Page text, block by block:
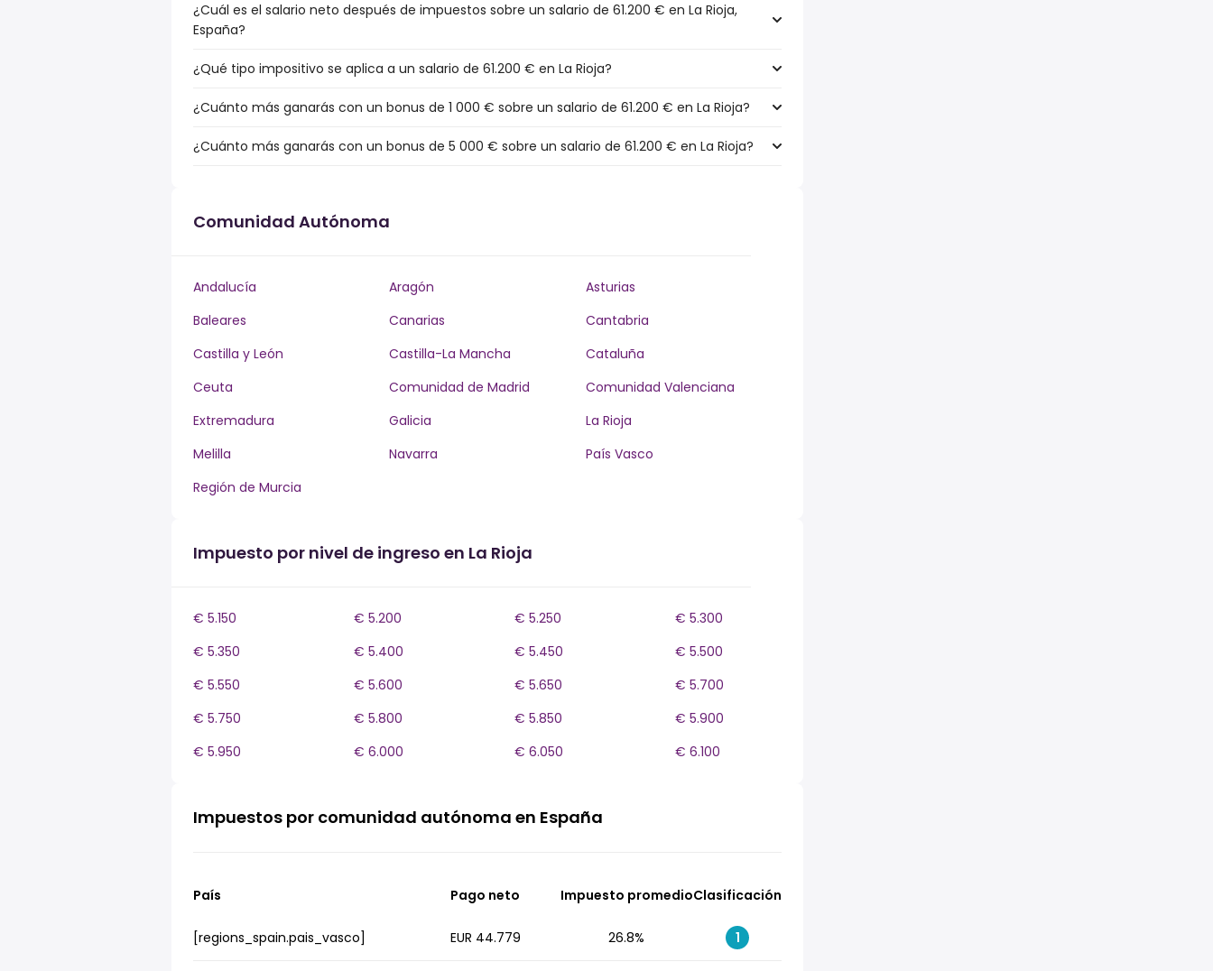
¿Cuál es el salario neto después de impuestos sobre un salario de 61.200 € en La Rioja,
España?
¿Qué tipo impositivo se aplica a un salario de 61.200 € en La Rioja?
¿Cuánto más ganarás con un bonus de 1 000 € sobre un salario de 61.200 € en La Rioja?
¿Cuánto más ganarás con un bonus de 5 000 € sobre un salario de 61.200 € en La Rioja?
Comunidad Autónoma
Andalucía Aragón
Asturias
Baleares
Canarias
Cantabria
Castilla y León
Castilla-La Mancha
Cataluña
Ceuta
Comunidad de Madrid
Comunidad Valenciana
Extremadura
Galicia
La Rioja
Melilla
Navarra
País Vasco
Región de Murcia
Impuesto por nivel de ingreso en La Rioja
€ 5.150 € 5.200 € 5.250
€ 5.300
€ 5.350
€ 5.400 € 5.450
€ 5.500
€ 5.550
€ 5.600 € 5.650
€ 5.700
€ 5.750
€ 5.800 € 5.850
€ 5.900
€ 5.950
€ 6.000 € 6.050 € 6.100
Impuestos por comunidad autónoma en España
País Pago neto Impuesto promedioClasificación
[regions_spain.pais_vasco] EUR 44.779 26.8% 1